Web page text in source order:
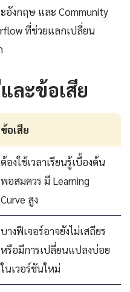
อังกฤษ และ Community
ที่ช่วยแลกเปลี่ยน
ละข้อเสีย
ข้อเสีย
ต้องใช้เวลาเรียนรู้เบื้องต้น
พอสมควร มี Learning
Curve สูง
บางฟีเจอร์อาจยังไม่เสถียร
หรือมีการเปลี่ยนแปลงบ่อย
ในเวอร์ชันใหม่